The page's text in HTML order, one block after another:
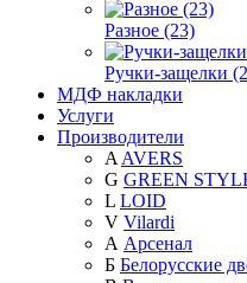
Разное (23)
Ручки-защелки
МДФ накладки
Услуги
Производители
A AVERS
G GREEN
L LOID
V Vilardi
А Арсенал
Б Белорусские